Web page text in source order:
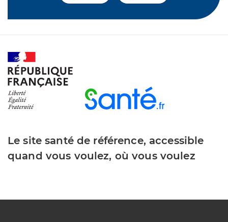
Le site santé de référence, accessible
quand vous voulez, où vous voulez